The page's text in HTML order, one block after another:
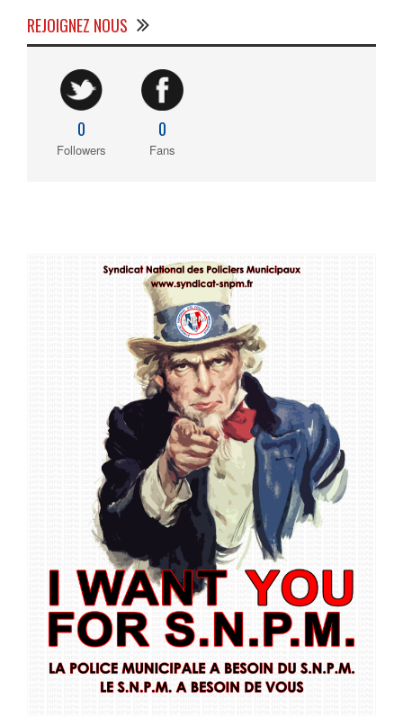
REJOIGNEZ NOUS
0
Followers
0
Fans